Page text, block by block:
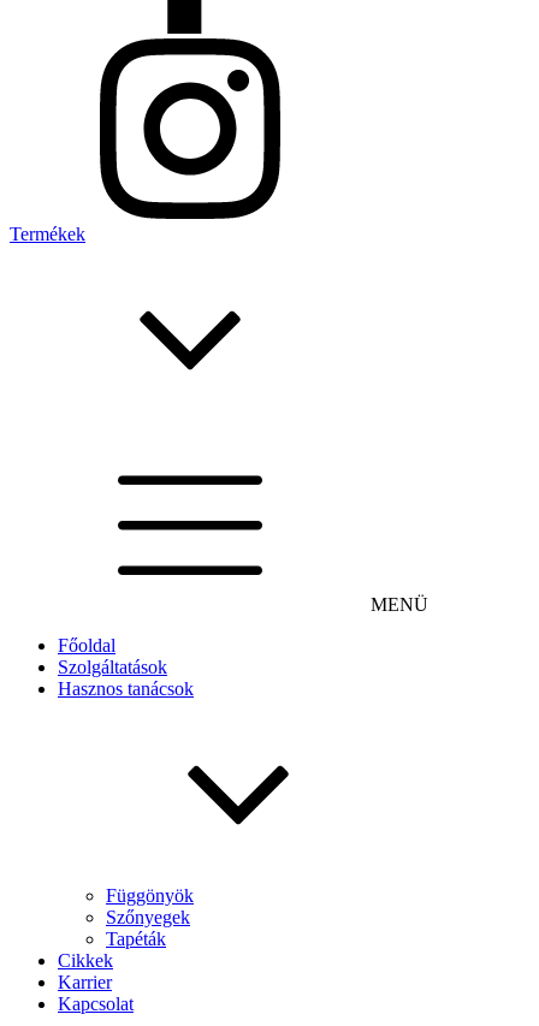
Termékek
MENÜ
Főoldal
Szolgáltatások
Hasznos tanácsok
Függönyök
Szőnyegek
Tapéták
Cikkek
Karrier
Kapcsolat